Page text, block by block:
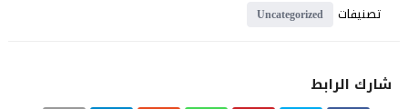
تصنيفات Uncategorized
شارك الرابط